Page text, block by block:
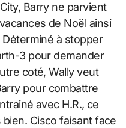
Barry ne parvient
de Noël ainsi
à stopper
3 pour demander
coté, Wally veut
pour combattre
avec H.R., ce
Cisco faisant face